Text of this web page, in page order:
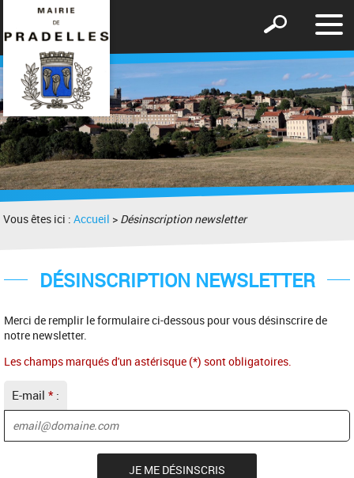
le
Afficher
formulaire
de
recherche
Vous êtes ici :Accueil > Désinscription newsletter
DÉSINSCRIPTION NEWSLETTER
Merci de remplir le formulaire ci-dessous pour vous désinscrire de
notre newsletter.
Les champs marqués d'un astérisque (*) sont obligatoires.
E-mail *: